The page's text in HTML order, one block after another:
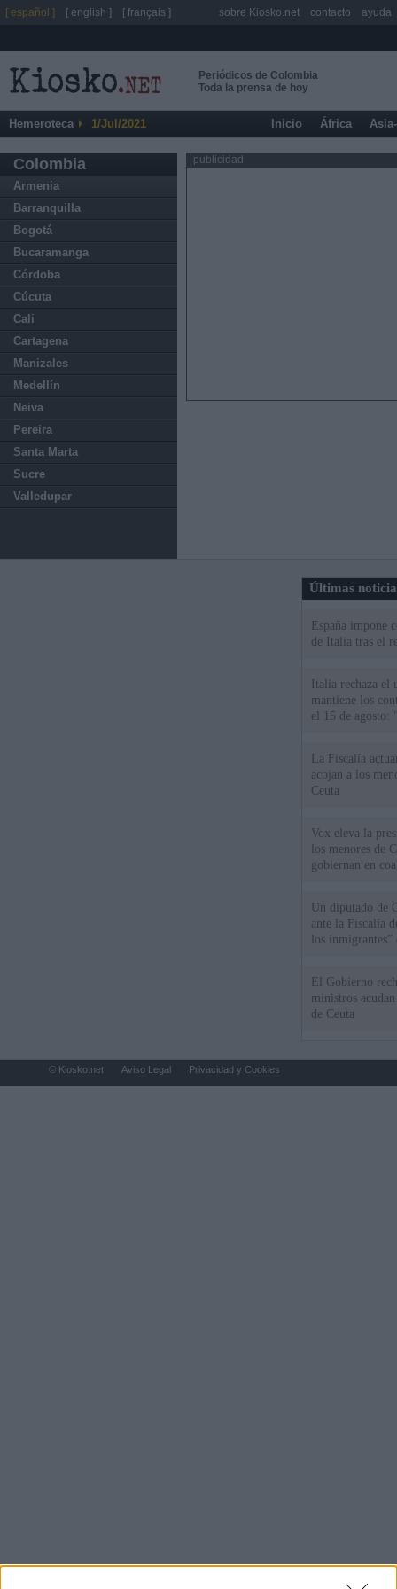
Periódicos de Colombia
Toda la prensa de hoy
Hemeroteca 1/Jul/2021 Inicio África
Colombia
Armenia
Barranquilla
Bogotá
Bucaramanga
Córdoba
Cúcuta
Cali
Cartagena
Manizales
Medellín
Neiva
Pereira
Santa Marta
Sucre
Valledupar
publicidad
Últimas
España impone
de Italia tras el
Italia rechaza
mantiene los
el 15 de agosto:
La Fiscalía
acojan a los
Ceuta
Vox eleva la
los menores de
gobiernan en
Un diputado de
ante la Fiscalía
los inmigrantes”
El Gobierno
ministros
de Ceuta
[ español ] [ english ] [ français ] sobre Kiosko.net contacto ayuda
© Kiosko.net Aviso Legal Privacidad y Cookies